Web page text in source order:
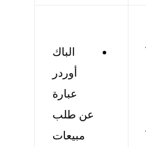
الباك
أوردر
عبارة
عن طلب
مبيعات